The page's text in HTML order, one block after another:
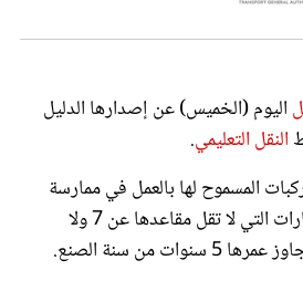
اليوم (الخميس) عن إصدارها الدليل
النقل التعليمي.
المسموح لها بالعمل في ممارسة
النشاط تتمثل في السيارات التي لا تقل مقاعدها عن 7 ولا